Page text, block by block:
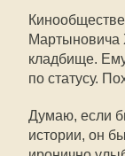
Мартыновича
кладбище.
по статусу.
Думаю, если
истории, он